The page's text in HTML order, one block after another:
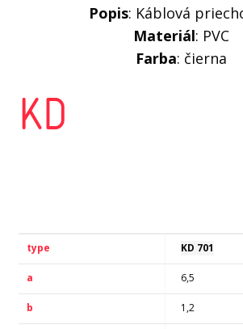
Popis: Káblová
Materiál: PVC
Farba: čierna
KD
KD 701
6,5
1,2